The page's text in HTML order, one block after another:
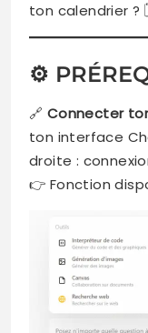
ton calendrier ?
⚙️
🔗 Connecter
ton interface
droite :
👉 Fonction